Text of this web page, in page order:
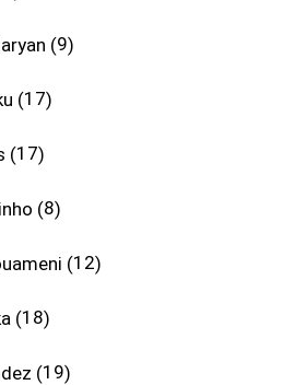
9
17
17
8
12
18
19